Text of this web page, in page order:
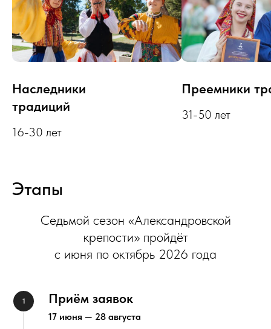
Наследники
традиций
16-30 лет
Преемники
31-50 лет
Этапы
Седьмой сезон «Александровской
крепости» пройдёт
с июня по октябрь 2026 года
Приём заявок
17 июня — 28 августа